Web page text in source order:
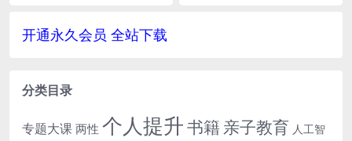
G]百度云网盘下载
开通永久会员 全站下载
分类目录
专题大课 两性 个人提升书籍 亲子教育 人工智